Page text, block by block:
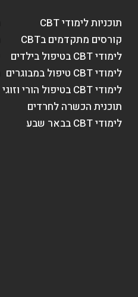
תוכניות לימודי CBT
קורסים מתקדמים בCBT
לימודי CBT בטיפול בילדים
לימודי CBT טיפול במבוגרים
לימודי CBT בטיפול הורי וזוגי
תוכנית הכשרה לחרדים
לימודי CBT בבאר שבע